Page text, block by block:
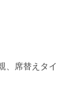
席替えタイ